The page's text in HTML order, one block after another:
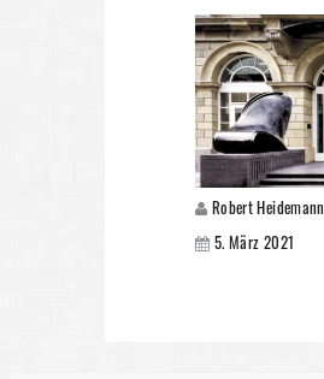
Robert Heidemann
5. März 2021